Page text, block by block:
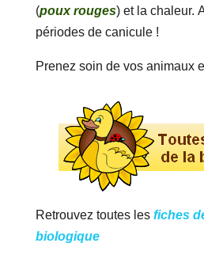
(poux rouges) et la chaleur.
périodes de canicule !
Prenez soin de vos animaux
Retrouvez toutes les fiches
biologique